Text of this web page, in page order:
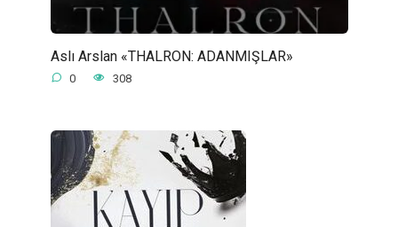
Aslı Arslan «THALRON: ADANMIŞLAR»
0 308